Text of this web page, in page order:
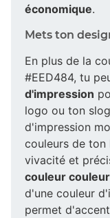
économique.
Mets ton
En plus de la
#EED484, tu
d'impression
logo ou ton
d'impression
couleurs de
vivacité et
couleur
d'une couleur
permet